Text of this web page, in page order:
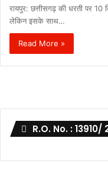
रायपुर: छत्तीसगढ़ की धरती पर
लेकिन इसके साथ…
Read More »
R.O. No. : 13910/